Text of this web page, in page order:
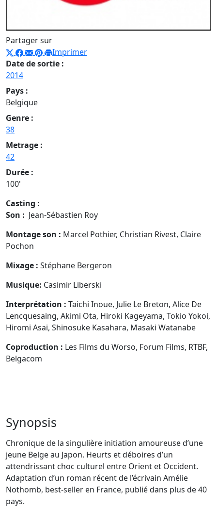
Partager sur
Imprimer
Date de sortie :
2014
Pays :
Belgique
Genre :
38
Metrage :
42
Durée :
100'
Casting :
Son : Jean-Sébastien Roy
Montage son : Marcel Pothier, Christian Rivest, Claire
Pochon
Mixage : Stéphane Bergeron
Musique: Casimir Liberski
Interprétation : Taichi Inoue, Julie Le Breton, Alice De
Lencquesaing, Akimi Ota, Hiroki Kageyama, Tokio Yokoi,
Hiromi Asai, Shinosuke Kasahara, Masaki Watanabe
Coproduction : Les Films du Worso, Forum Films, RTBF,
Belgacom
Synopsis
Chronique de la singulière initiation amoureuse d’une
jeune Belge au Japon. Heurts et déboires d’un
attendrissant choc culturel entre Orient et Occident.
Adaptation d’un roman récent de l’écrivain Amélie
Nothomb, best-seller en France, publié dans plus de 40
pays.